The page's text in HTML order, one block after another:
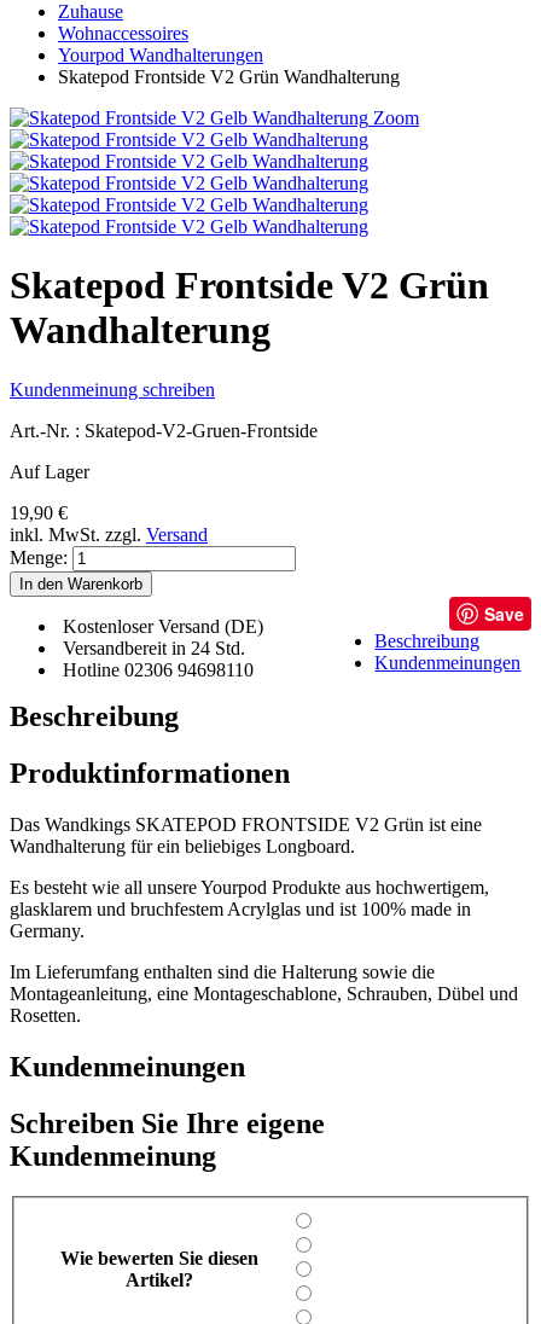
Zuhause
Wohnaccessoires
Yourpod Wandhalterungen
Skatepod Frontside V2 Grün Wandhalterung
Zoom
Skatepod Frontside V2 Grün
Wandhalterung
Kundenmeinung schreiben
Art.-Nr. : Skatepod-V2-Gruen-Frontside
Auf Lager
19,90 €
inkl. MwSt. zzgl. Versand
Menge:
In den Warenkorb
Kostenloser Versand (DE)
Versandbereit in 24 Std.
Hotline 02306 94698110
Save
Beschreibung
Kundenmeinungen
Beschreibung
Produktinformationen
Das Wandkings SKATEPOD FRONTSIDE V2 Grün ist eine
Wandhalterung für ein beliebiges Longboard.
Es besteht wie all unsere Yourpod Produkte aus hochwertigem,
glasklarem und bruchfestem Acrylglas und ist 100% made in
Germany.
Im Lieferumfang enthalten sind die Halterung sowie die
Montageanleitung, eine Montageschablone, Schrauben, Dübel und
Rosetten.
Kundenmeinungen
Schreiben Sie Ihre eigene
Kundenmeinung
Wie bewerten Sie diesen
Artikel?